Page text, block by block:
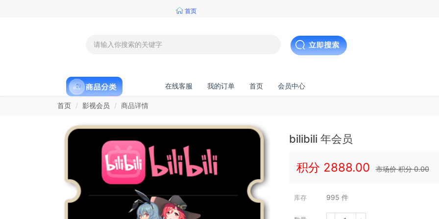
首页
在线客服 我的订单 首页 会员中心
首页 影视会员 商品详情
bilibili 年会员
积分 2888.00 市场价 积分0.00
库存 995 件